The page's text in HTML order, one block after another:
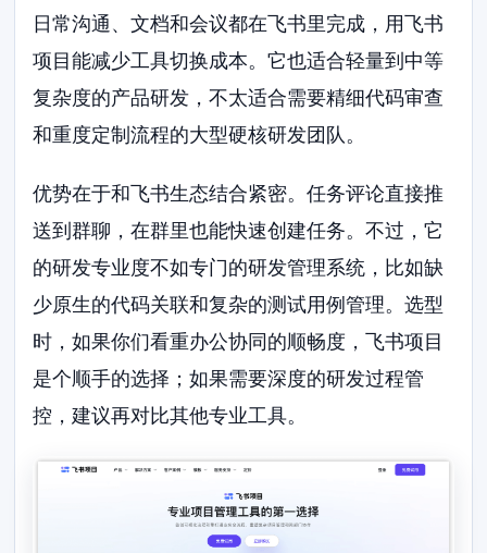
日常沟通、文档和会议都在飞书里完成，用飞书
项目能减少工具切换成本。它也适合轻量到中等
复杂度的产品研发，不太适合需要精细代码审查
和重度定制流程的大型硬核研发团队。
优势在于和飞书生态结合紧密。任务评论直接推
送到群聊，在群里也能快速创建任务。不过，它
的研发专业度不如专门的研发管理系统，比如缺
少原生的代码关联和复杂的测试用例管理。选型
时，如果你们看重办公协同的顺畅度，飞书项目
是个顺手的选择；如果需要深度的研发过程管
控，建议再对比其他专业工具。